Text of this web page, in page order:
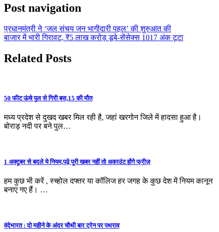
Post navigation
प्रधानमंत्री ने ‘जल संचय जन भागीदारी पहल’ की शुरुआत की
बाजार में भारी गिरावट, ₹5 लाख करोड़ डूबे-सेंसेक्स 1017 अंक टूटा
Related Posts
50 फीट ऊंचे पुल से गिरी बस,15 की मौत
मध्य प्रदेश से दुखद खबर मिल रही है, जहां खरगोन जिले में हादसा हुआ है।
बोराड़ नदी पर बने पुल…
1 अक्टूबर से बदले ये नियम,पढ़े पूरी खबर नहीं तो अकाउंट होंगे फ्रीज़
हम कुछ भी करें , स्च्होल दफ्तर या कॉलिज हर जगह के कुछ देश में नियम कानून
बनाए गए हैं। …
वंदेभारत : दो महीने के अंदर चौथी बार ट्रेन पर पथराव